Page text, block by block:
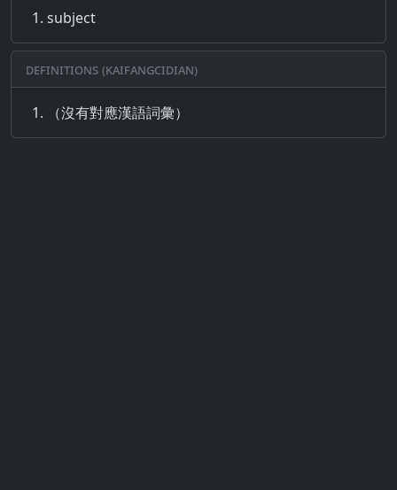
subject
Definitions (Kaifangcidian)
（沒有對應漢語詞彙）